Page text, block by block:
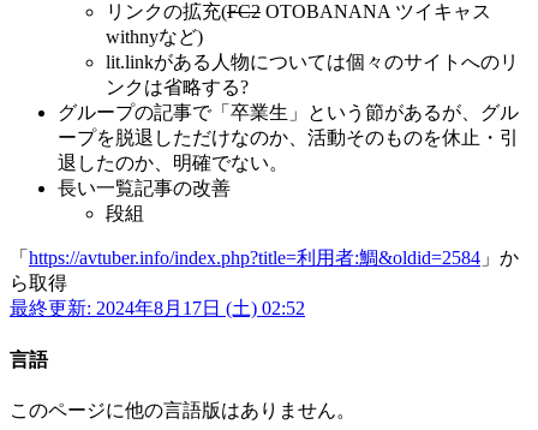
リンクの拡充(FC2 OTOBANANA ツイキャス
withnyなど)
lit.linkがある人物については個々のサイトへのリ
ンクは省略する?
グループの記事で「卒業生」という節があるが、グル
ープを脱退しただけなのか、活動そのものを休止・引
退したのか、明確でない。
長い一覧記事の改善
段組
「 https://avtuber.info/index.php?title=利用者:鯛&oldid=2584 」か
ら取得
最終更新: 2024年8月17日 (土) 02:52
言語
このページに他の言語版はありません。